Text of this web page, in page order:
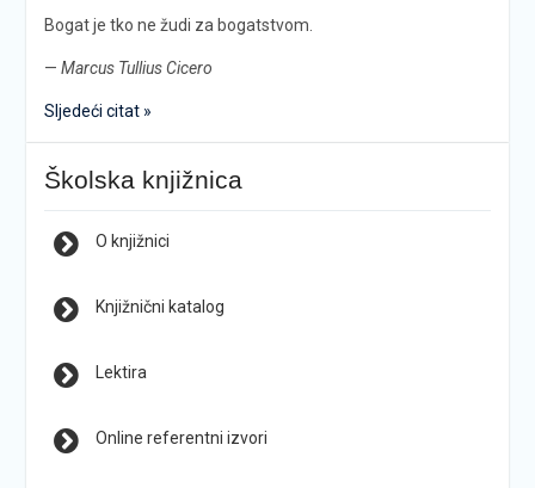
Bogat je tko ne žudi za bogatstvom.
— Marcus Tullius Cicero
Sljedeći citat »
Školska knjižnica
O knjižnici
Knjižnični katalog
Lektira
Online referentni izvori